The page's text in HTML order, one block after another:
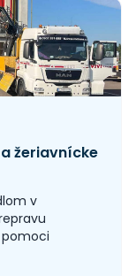
žeriavnícke
v